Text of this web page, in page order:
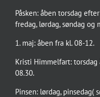
Påsken: åben torsdag
fredag, lørdag, søndag og
1. maj: åben fra kl. 08-12.
Kristi Himmelfart:
08.30.
Pinsen: lørdag, pinsedag(